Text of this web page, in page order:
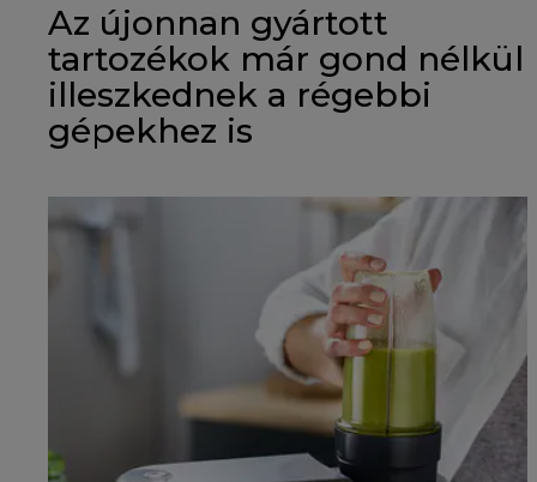
Az újonnan gyártott
tartozékok már gond nélkül
illeszkednek a régebbi
gépekhez is